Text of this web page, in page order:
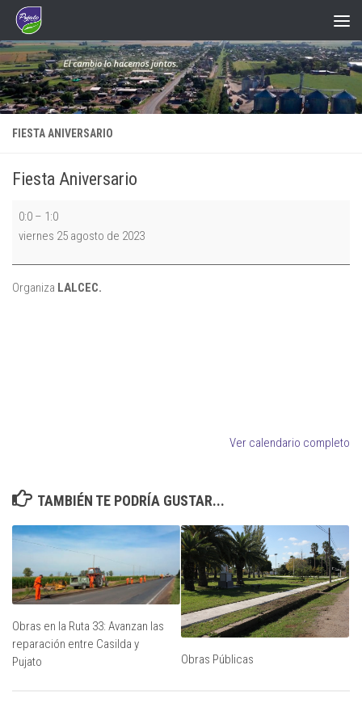
Saltar al contenido
FIESTA ANIVERSARIO
Fiesta Aniversario
Fiesta
Aniversario
0:0 – 1:0
viernes 25 agosto de 2023
Organiza LALCEC.
Ver calendario completo
TAMBIÉN TE PODRÍA GUSTAR...
Obras en la Ruta 33: Avanzan las
reparación entre Casilda y
Pujato
Obras Públicas